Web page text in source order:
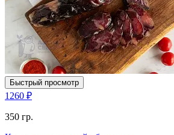
Быстрый просмотр
1260 ₽
350 гр.